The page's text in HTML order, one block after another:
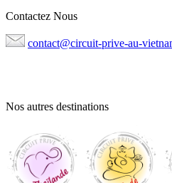
Contactez Nous
contact@circuit-prive-au-
Nos autres destinations